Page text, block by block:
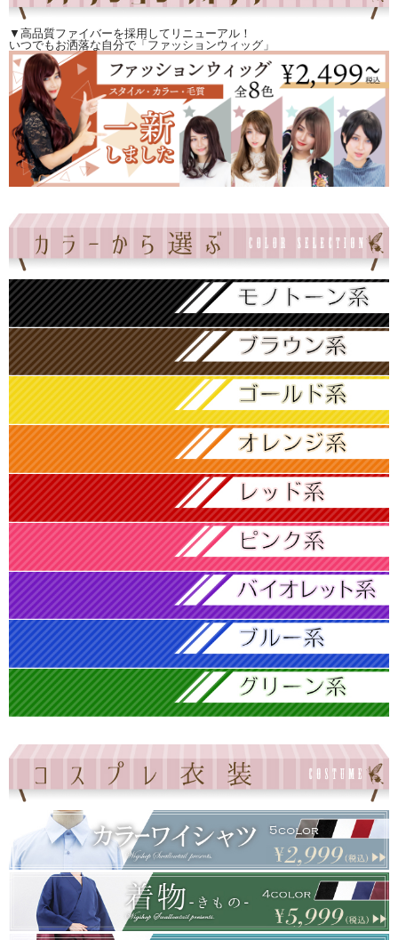
▼高品質ファイバーを採用してリニューアル！
いつでもお洒落な自分で「ファッションウィッグ」